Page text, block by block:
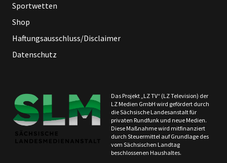
Sportwetten
Shop
Haftungsausschluss/Disclaimer
Datenschutz
Das Projekt „LZ TV“ (LZ Television) der
LZ Medien GmbH wird gefördert durch
die Sächsische Landesanstalt für
privaten Rundfunk und neue Medien.
Diese Maßnahme wird mitfinanziert
durch Steuermittel auf Grundlage des
vom Sächsischen Landtag
beschlossenen Haushaltes.